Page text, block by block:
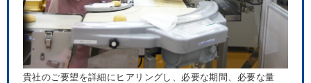
貴社のご要望を詳細にヒアリングし、必要な期間、必要な量